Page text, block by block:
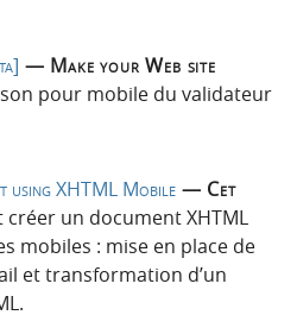
— Make your Web site
pour mobile du validateur
using XHTML Mobile — Cet
un document XHTML
mobiles : mise en place de
et transformation d’un